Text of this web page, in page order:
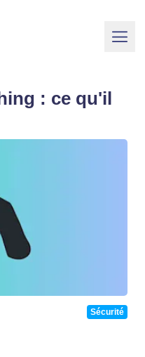
: ce qu'il
Sécurité